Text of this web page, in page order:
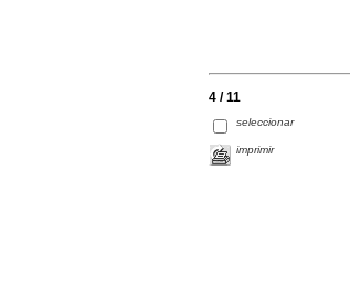
4 / 11
seleccionar
imprimir